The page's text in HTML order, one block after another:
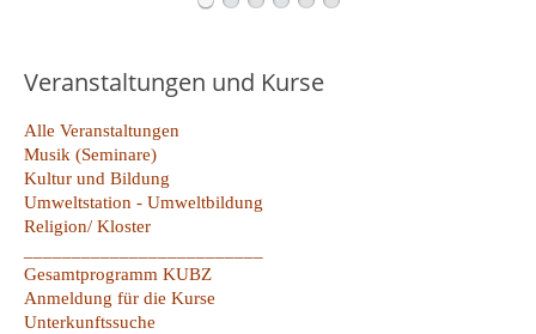
Veranstaltungen und Kurse
Alle Veranstaltungen
Musik (Seminare)
Kultur und Bildung
Umweltstation - Umweltbildung
Religion/ Kloster
Gesamtprogramm KUBZ
Anmeldung für die Kurse
Unterkunftssuche